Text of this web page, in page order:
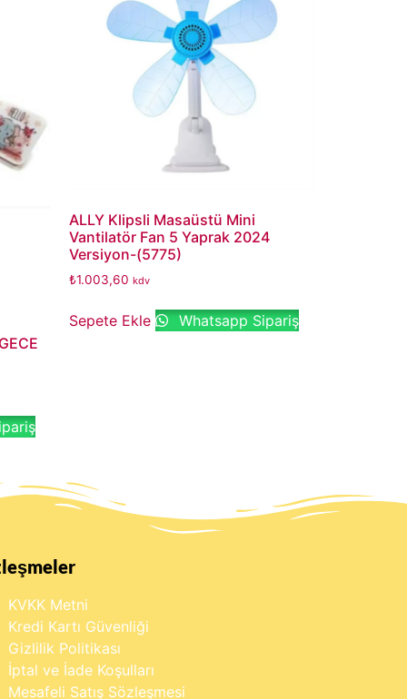
ALLY Klipsli Masaüstü Mini
Vantilatör Fan 5 Yaprak 2024
Versiyon-(5775)
₺1.003,60 kdv
Sepete Ekle Whatsapp Sipariş
KVKK Metni
Kredi Kartı Güvenliği
Gizlilik Politikası
İptal ve İade Koşulları
Mesafeli Satış Sözleşmesi